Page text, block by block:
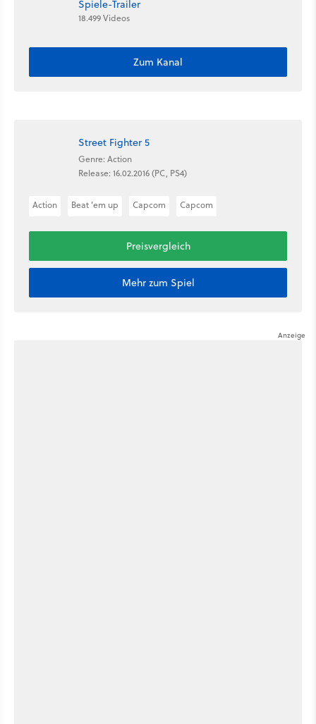
Spiele-Trailer
18.499 Videos
Zum Kanal
Street Fighter 5
Genre: Action
Release: 16.02.2016 (PC, PS4)
Action Beat ’em up Capcom Capcom
Preisvergleich
Mehr zum Spiel